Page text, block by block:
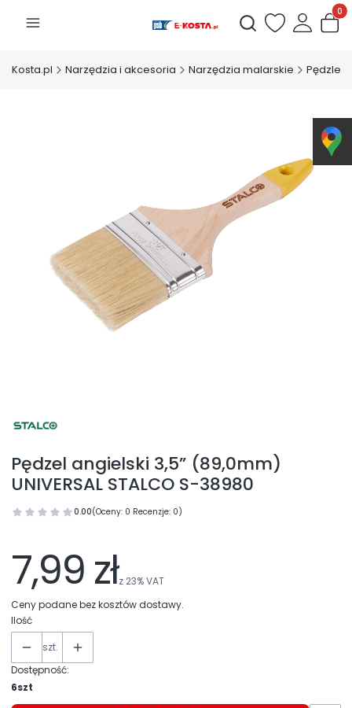
Otwórz wyszukiwarkę
E-Kosta.pl Narzędzia i akcesoria Narzędzia malarskie Pędzle
Pędzel angielski 3,5” (89,0mm)
UNIVERSAL STALCO S-38980
0.00(Oceny: 0 Recenzje: 0)
7,99 złz 23%VAT
Ceny podane bez kosztów dostawy.
Ilość
szt.
Dostępność:
6szt